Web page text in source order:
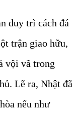
duy trì cách đá
trận giao hữu,
vội vã trong
Lẽ ra, Nhật đã
nếu như